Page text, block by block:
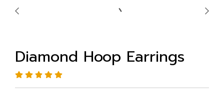
Diamond Hoop Earrings